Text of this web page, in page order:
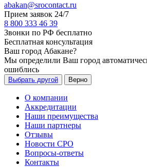
abakan@srocontact.ru
Прием заявок 24/7
8 800 333 46 39
Звонки по РФ бесплатно
Бесплатная консультация
Ваш город Абакане?
Мы определили Ваш город
ошиблись
Выбрать другой Верно
О компании
Аккредитации
Наши преимущества
Наши партнеры
Отзывы
Новости СРО
Вопросы-ответы
Контакты